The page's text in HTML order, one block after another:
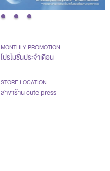
MONTHLY PROMOTION
โปรโมชั่นประจำเดือน
STORE LOCATION
สาขาร้าน cute press